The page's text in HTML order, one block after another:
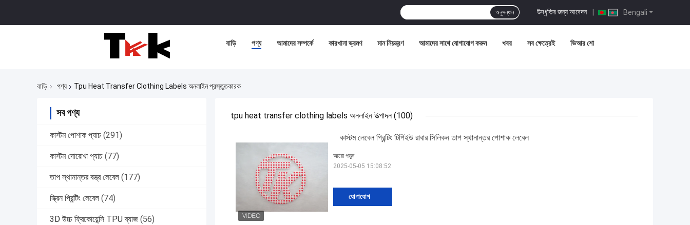
Bengali
উদ্ধৃতির জন্য আবেদন |
অনুসন্ধান
বাড়ি পণ্য আমাদের সম্পর্কে কারখানা ভ্রমণ মান নিয়ন্ত্রণ আমাদের সাথে যোগাযোগ করুন খবর সব ক্ষেত্রেই ভিআর শো
বাড়ি পণ্য Tpu Heat Transfer Clothing Labels অনলাইন প্রস্তুতকারক
সব পণ্য
কাস্টম পোশাক প্যাচ (291)
কাস্টম দোরোখা প্যাচ (77)
তাপ স্থানান্তর বস্ত্র লেবেল (177)
স্ক্রিন প্রিন্টিং লেবেল (74)
3D উচ্চ ফ্রিকোয়েন্সি TPU ব্যাজ (56)
tpu heat transfer clothing labels অনলাইন উত্পাদন (100)
কাস্টম লেবেল প্রিন্টিং টিপিইউ রাবার সিলিকন তাপ স্থানান্তর পোশাক লেবেল
যোগাযোগ
আরো পড়ুন
2025-05-05 15:08:52